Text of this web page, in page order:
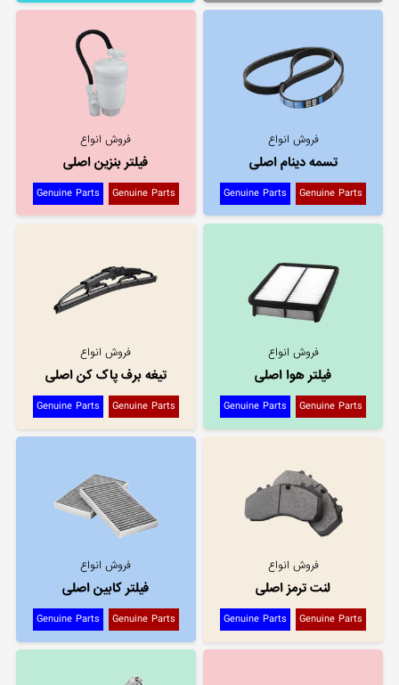
فروش انواع
تسمه دینام اصلی
Genuine Parts
Genuine Parts
فروش انواع
فیلتر بنزین اصلی
Genuine Parts
Genuine Parts
فروش انواع
فیلتر هوا اصلی
Genuine Parts
Genuine Parts
فروش انواع
تیغه برف پاک کن اصلی
Genuine Parts
Genuine Parts
فروش انواع
لنت ترمز اصلی
Genuine Parts
Genuine Parts
فروش انواع
فیلتر کابین اصلی
Genuine Parts
Genuine Parts